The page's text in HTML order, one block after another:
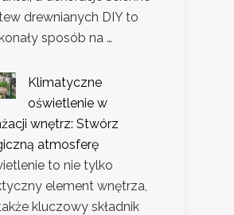
drewnianych DIY to
sposób na …
Klimatyczne
oświetlenie w
wnętrz: Stwórz
atmosferę
to nie tylko
element wnętrza,
kluczowy składnik